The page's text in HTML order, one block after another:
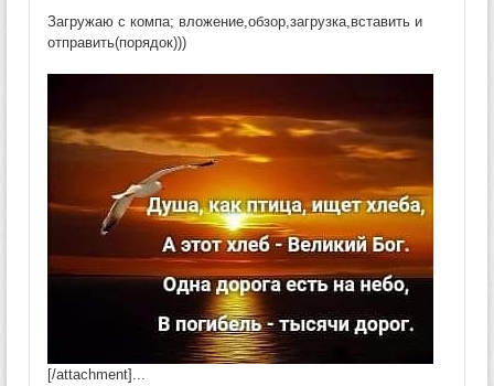
Загружаю с компа; вложение,обзор,загрузка,вставить и
отправить(порядок)))
[/attachment]...